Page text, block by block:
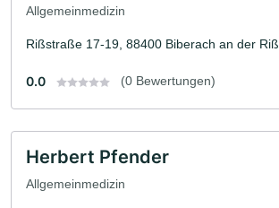
Allgemeinmedizin
Rißstraße 17-19, 88400 Biberach an der Riß
0.0 (0 Bewertungen)
Herbert Pfender
Allgemeinmedizin